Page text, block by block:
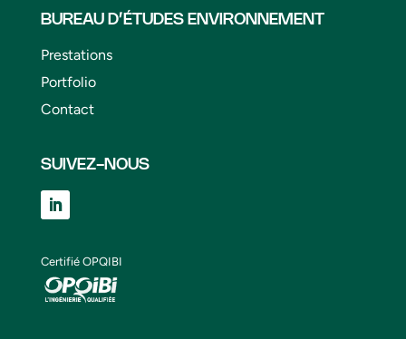
BUREAU D’ÉTUDES ENVIRONNEMENT
Prestations
Portfolio
Contact
SUIVEZ-NOUS
Certifié OPQIBI